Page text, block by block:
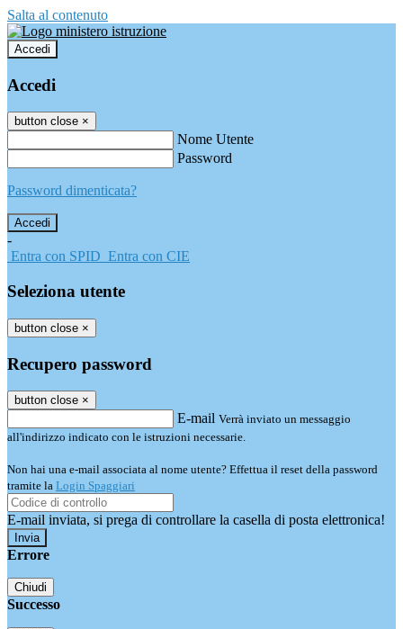
Salta al contenuto
Accedi
Accedi
button close ×
Nome Utente
Password
Password dimenticata?
-
Entra con SPID Entra con CIE
Seleziona utente
button close ×
Recupero password
button close ×
E-mail Verrà inviato un messaggio
all'indirizzo indicato con le istruzioni necessarie.
Non hai una e-mail associata al nome utente? Effettua il reset della password
tramite la Login Spaggiari
E-mail inviata, si prega di controllare la casella di posta elettronica!
Errore
Chiudi
Successo